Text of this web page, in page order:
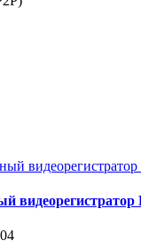
видеорегистратор